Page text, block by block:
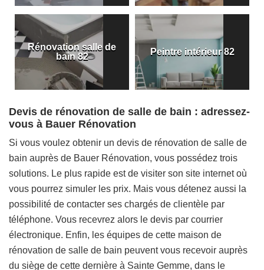
Rénovation salle de
bain 82
Peintre intérieur 82
Devis de rénovation de salle de bain : adressez-
vous à Bauer Rénovation
Si vous voulez obtenir un devis de rénovation de salle de
bain auprès de Bauer Rénovation, vous possédez trois
solutions. Le plus rapide est de visiter son site internet où
vous pourrez simuler les prix. Mais vous détenez aussi la
possibilité de contacter ses chargés de clientèle par
téléphone. Vous recevrez alors le devis par courrier
électronique. Enfin, les équipes de cette maison de
rénovation de salle de bain peuvent vous recevoir auprès
du siège de cette dernière à Sainte Gemme, dans le